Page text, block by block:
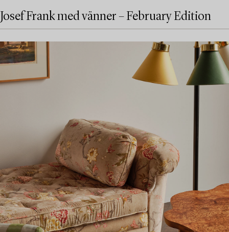
Josef Frank med vänner – February Edition